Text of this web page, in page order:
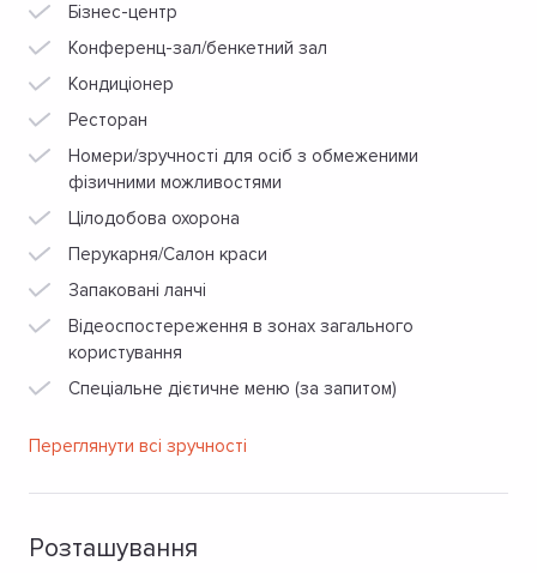
Бізнес-центр
Конференц-зал/бенкетний зал
Кондиціонер
Ресторан
Номери/зручності для осіб з обмеженими
фізичними можливостями
Цілодобова охорона
Перукарня/Салон краси
Запаковані ланчі
Відеоспостереження в зонах загального
користування
Спеціальне дієтичне меню (за запитом)
Переглянути всі зручності
Розташування